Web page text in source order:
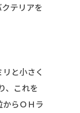
テリアを
と小さく
、これを
らＯＨラ